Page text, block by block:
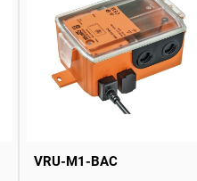
VRU-M1-BAC